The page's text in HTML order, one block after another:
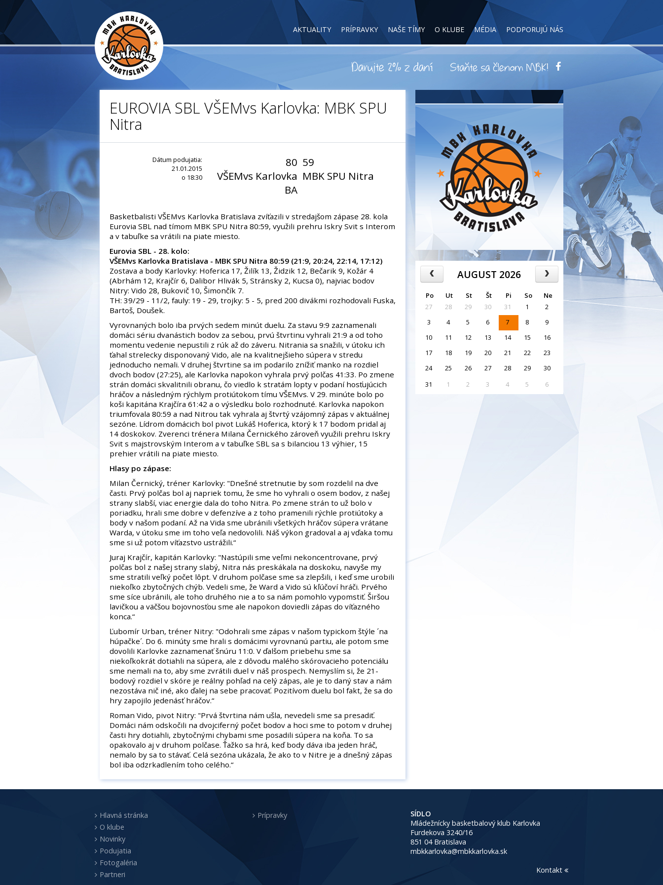
AKTUALITY PRÍPRAVKY NAŠE TÍMY O KLUBE MÉDIA PODPORUJÚ NÁS
EUROVIA SBL VŠEMvs Karlovka: MBK SPU
Nitra
Dátum podujatia:
21.01.2015
o 18:30
80
VŠEMvs Karlovka
BA
59
MBK SPU Nitra
Basketbalisti VŠEMvs Karlovka Bratislava zvíťazili v stredajšom zápase 28. kola
Eurovia SBL nad tímom MBK SPU Nitra 80:59, využili prehru Iskry Svit s Interom
a v tabuľke sa vrátili na piate miesto.
Eurovia SBL - 28. kolo:
VŠEMvs Karlovka Bratislava - MBK SPU Nitra 80:59 (21:9, 20:24, 22:14, 17:12)
Zostava a body Karlovky: Hoferica 17, Žilík 13, Židzik 12, Bečarik 9, Kožár 4
(Abrhám 12, Krajčír 6, Dalibor Hlivák 5, Stránsky 2, Kucsa 0), najviac bodov
Nitry: Vido 28, Bukovič 10, Šimončík 7.
TH: 39/29 - 11/2, fauly: 19 - 29, trojky: 5 - 5, pred 200 divákmi rozhodovali Fuska,
Bartoš, Doušek.
Vyrovnaných bolo iba prvých sedem minút duelu. Za stavu 9:9 zaznamenali
domáci sériu dvanástich bodov za sebou, prvú štvrtinu vyhrali 21:9 a od toho
momentu vedenie nepustili z rúk až do záveru. Nitrania sa snažili, v útoku ich
ťahal strelecky disponovaný Vido, ale na kvalitnejšieho súpera v stredu
jednoducho nemali. V druhej štvrtine sa im podarilo znížiť manko na rozdiel
dvoch bodov (27:25), ale Karlovka napokon vyhrala prvý polčas 41:33. Po zmene
strán domáci skvalitnili obranu, čo viedlo k stratám lopty v podaní hosťujúcich
hráčov a následným rýchlym protiútokom tímu VŠEMvs. V 29. minúte bolo po
koši kapitána Krajčíra 61:42 a o výsledku bolo rozhodnuté. Karlovka napokon
triumfovala 80:59 a nad Nitrou tak vyhrala aj štvrtý vzájomný zápas v aktuálnej
sezóne. Lídrom domácich bol pivot Lukáš Hoferica, ktorý k 17 bodom pridal aj
14 doskokov. Zverenci trénera Milana Černického zároveň využili prehru Iskry
Svit s majstrovským Interom a v tabuľke SBL sa s bilanciou 13 výhier, 15
prehier vrátili na piate miesto.
Hlasy po zápase:
Milan Černický, tréner Karlovky: "Dnešné stretnutie by som rozdelil na dve
časti. Prvý polčas bol aj napriek tomu, že sme ho vyhrali o osem bodov, z našej
strany slabší, viac energie dala do toho Nitra. Po zmene strán to už bolo v
poriadku, hrali sme dobre v defenzíve a z toho pramenili rýchle protiútoky a
body v našom podaní. Až na Vida sme ubránili všetkých hráčov súpera vrátane
Warda, v útoku sme im toho veľa nedovolili. Náš výkon gradoval a aj vďaka tomu
sme si už potom víťazstvo ustrážili.“
Juraj Krajčír, kapitán Karlovky: "Nastúpili sme veľmi nekoncentrovane, prvý
polčas bol z našej strany slabý, Nitra nás preskákala na doskoku, navyše my
sme stratili veľký počet lôpt. V druhom polčase sme sa zlepšili, i keď sme urobili
niekoľko zbytočných chýb. Vedeli sme, že Ward a Vido sú kľúčoví hráči. Prvého
sme síce ubránili, ale toho druhého nie a to sa nám pomohlo vypomstiť. Širšou
lavičkou a väčšou bojovnosťou sme ale napokon doviedli zápas do víťazného
konca.“
Ľubomír Urban, tréner Nitry: "Odohrali sme zápas v našom typickom štýle ´na
húpačke´. Do 6. minúty sme hrali s domácimi vyrovnanú partiu, ale potom sme
dovolili Karlovke zaznamenať šnúru 11:0. V ďalšom priebehu sme sa
niekoľkokrát dotiahli na súpera, ale z dôvodu malého skórovacieho potenciálu
sme nemali na to, aby sme zvrátili duel v náš prospech. Nemyslím si, že 21-
bodový rozdiel v skóre je reálny pohľad na celý zápas, ale je to daný stav a nám
nezostáva nič iné, ako ďalej na sebe pracovať. Pozitívom duelu bol fakt, že sa do
hry zapojilo jedenásť hráčov.“
Roman Vido, pivot Nitry: "Prvá štvrtina nám ušla, nevedeli sme sa presadiť.
Domáci nám odskočili na dvojciferný počet bodov a hoci sme to potom v druhej
časti hry dotiahli, zbytočnými chybami sme posadili súpera na koňa. To sa
opakovalo aj v druhom polčase. Ťažko sa hrá, keď body dáva iba jeden hráč,
nemalo by sa to stávať. Celá sezóna ukázala, že ako to v Nitre je a dnešný zápas
bol iba odzrkadlením toho celého.“
AUGUST 2026
Po Ut St Št Pi So
Ne
27
28 29 30 31 1
2
3
4 5 6 7 8
9
10
11 12 13 14 15
16
17
18 19 20 21 22
23
24
25 26 27 28 29
30
31
1 2 3 4 5 6
Hlavná stránka
O klube
Novinky
Podujatia
Fotogaléria
Partneri
Prípravky
SÍDLO
Mládežnícky basketbalový klub Karlovka
Furdekova 3240/16
851 04 Bratislava
mbkkarlovka@mbkkarlovka.sk
Kontakt